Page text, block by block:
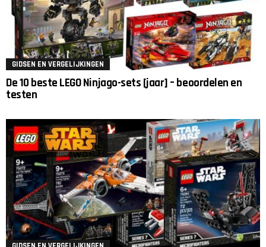
GIDSEN EN VERGELIJKINGEN
De 10 beste LEGO Ninjago-sets [jaar] – beoordelen en
testen